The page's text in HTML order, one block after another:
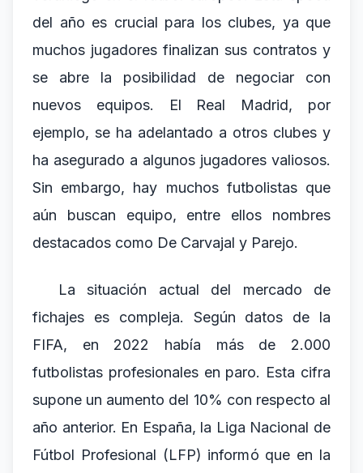
del año es crucial para los clubes, ya que
muchos jugadores finalizan sus contratos y
se abre la posibilidad de negociar con
nuevos equipos. El Real Madrid, por
ejemplo, se ha adelantado a otros clubes y
ha asegurado a algunos jugadores valiosos.
Sin embargo, hay muchos futbolistas que
aún buscan equipo, entre ellos nombres
destacados como De Carvajal y Parejo.
La situación actual del mercado de
fichajes es compleja. Según datos de la
FIFA, en 2022 había más de 2.000
futbolistas profesionales en paro. Esta cifra
supone un aumento del 10% con respecto al
año anterior. En España, la Liga Nacional de
Fútbol Profesional (LFP) informó que en la